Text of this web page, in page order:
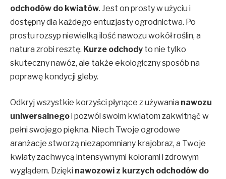
odchodów do kwiatów. Jest on prosty w użyciu i
dostępny dla każdego entuzjasty ogrodnictwa. Po
prostu rozsyp niewielką ilość nawozu wokół roślin, a
natura zrobi resztę. Kurze odchody to nie tylko
skuteczny nawóz, ale także ekologiczny sposób na
poprawę kondycji gleby.
Odkryj wszystkie korzyści płynące z używania nawozu
uniwersalnegoi pozwól swoim kwiatom zakwitnąć w
pełni swojego piękna. Niech Twoje ogrodowe
aranżacje stworzą niezapomniany krajobraz, a Twoje
kwiaty zachwycą intensywnymi kolorami i zdrowym
wyglądem. Dzięki nawozowi z kurzych odchodów do